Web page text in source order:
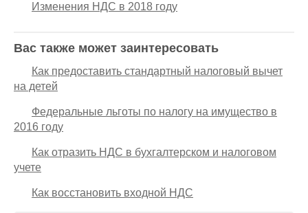
Изменения НДС в 2018 году
Вас также может заинтересовать
Как предоставить стандартный налоговый вычет
на детей
Федеральные льготы по налогу на имущество в
2016 году
Как отразить НДС в бухгалтерском и налоговом
учете
Как восстановить входной НДС